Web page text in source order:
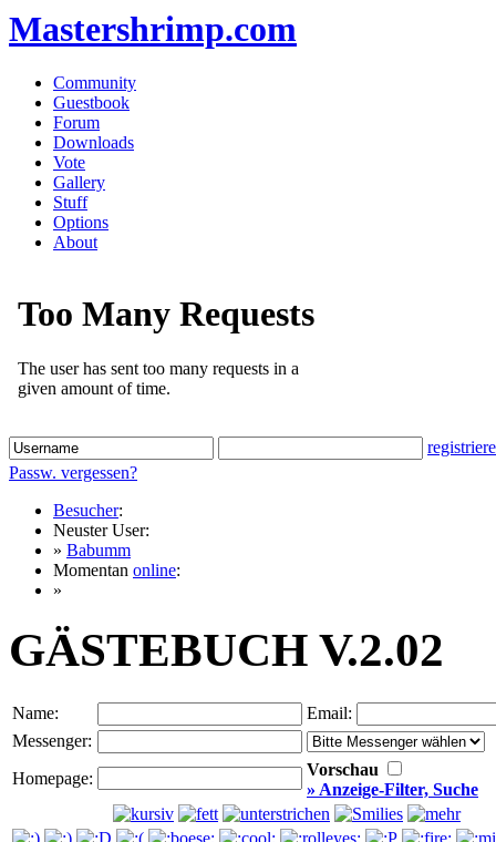
Mastershrimp.com
Community
Guestbook
Forum
Downloads
Vote
Gallery
Stuff
Options
About
Passw. vergessen?
Besucher:
Neuster User:
» Babumm
Momentan online:
»
GÄSTEBUCH V.2.02
Name:
Email:
Messenger:
Homepage:
Vorschau
» Anzeige-Filter, Suche